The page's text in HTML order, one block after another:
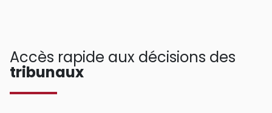
Accès rapide aux décisions des
tribunaux